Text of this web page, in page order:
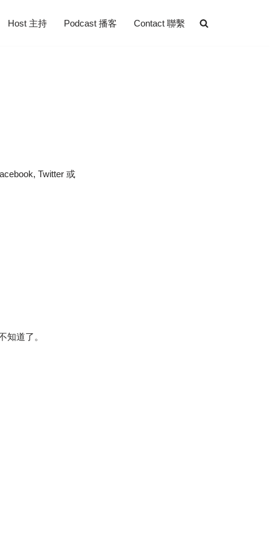
Host 主持 Podcast 播客 Contact 聯繫
Twitter 或
知道了。